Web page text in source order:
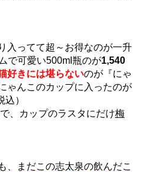
入ってて超～お得なのが一升
で可愛い500ml瓶のが1,540
好きには堪らないのが『にゃ
ゃんこのカップに入ったのが
）
、カップのラスタにだけ梅
、まだこの志太泉の飲んだこ